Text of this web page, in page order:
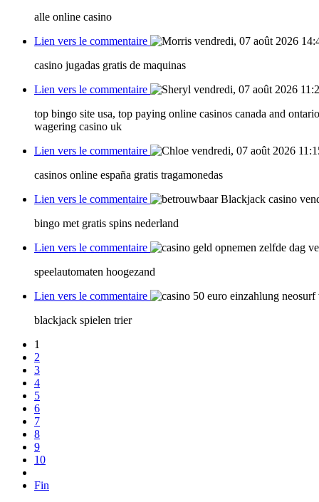
alle online casino
Lien vers le commentaire
vendredi, 07 août 2026
casino jugadas gratis de maquinas
Lien vers le commentaire
vendredi, 07 août 2026
top bingo site usa, top paying online casinos canada and
wagering casino uk
Lien vers le commentaire
vendredi, 07 août 2026
casinos online españa gratis tragamonedas
Lien vers le commentaire
bingo met gratis spins nederland
Lien vers le commentaire
speelautomaten hoogezand
Lien vers le commentaire
blackjack spielen trier
1
2
3
4
5
6
7
8
9
10
Fin